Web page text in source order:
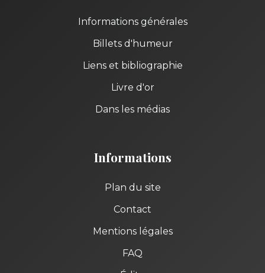
Informations générales
Billets d'humeur
Liens et bibliographie
Livre d'or
Dans les médias
Informations
Plan du site
Contact
Mentions légales
FAQ